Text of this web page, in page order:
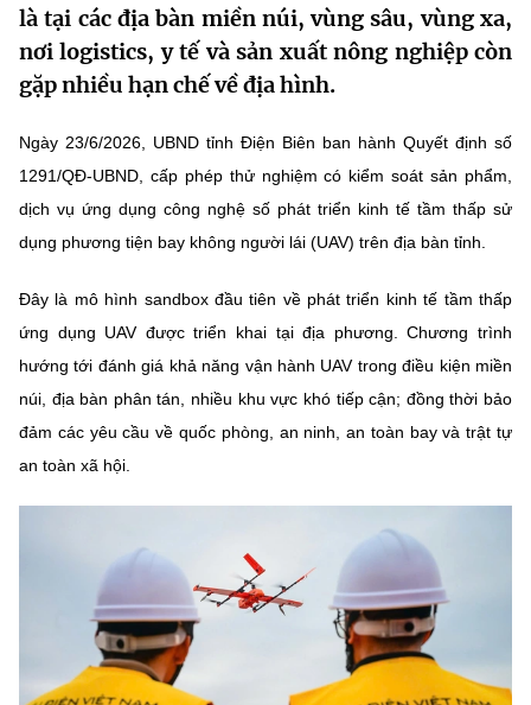
Lịch sử phát triển
Sở Khoa học và Công nghệ
Đổi mới sáng tạo
Chuyển đổi số
Bưu chính, Viễn thông
Sở hữu trí tuệ
Năng lượng nguyên tử
Tin tổng hợp
Hệ thống văn bản
Văn bản QPPL
Văn bản chỉ đạo điều hành
Lấy ý kiến người dân về dự thảo VBQPPL
MST IOFFICE
THỐNG KÊ
Khoa học và Công nghệ
Bưu chính, Viễn thông
Sở hữu trí tuệ
Năng lượng nguyên tử
Multimedia
THƯ ĐIỆN TỬ
Khác
Infographic
Voice
Nhiệm vụ trọng tâm
Chọn ngôn ngữ
Vietnamese English
là tại các địa bàn miền núi, vùng sâu, vùng xa,
nơi logistics, y tế và sản xuất nông nghiệp còn
gặp nhiều hạn chế về địa hình.
Ngày 23/6/2026, UBND tỉnh Điện Biên ban hành Quyết định số
1291/QĐ-UBND, cấp phép thử nghiệm có kiểm soát sản phẩm,
dịch vụ ứng dụng công nghệ số phát triển kinh tế tầm thấp sử
dụng phương tiện bay không người lái (UAV) trên địa bàn tỉnh.
Đây là mô hình sandbox đầu tiên về phát triển kinh tế tầm thấp
ứng dụng UAV được triển khai tại địa phương. Chương trình
hướng tới đánh giá khả năng vận hành UAV trong điều kiện miền
núi, địa bàn phân tán, nhiều khu vực khó tiếp cận; đồng thời bảo
đảm các yêu cầu về quốc phòng, an ninh, an toàn bay và trật tự
an toàn xã hội.